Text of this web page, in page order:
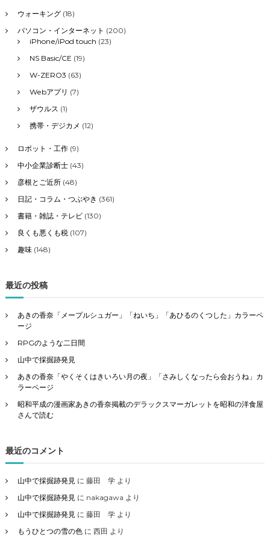
ウォーキング(18)
パソコン・インターネット (200)
iPhone/iPod touch (23)
NS Basic/CE (19)
W-ZERO3 (63)
Webアプリ (7)
ザウルス (1)
携帯・デジカメ (12)
ロボット・工作(9)
中小企業診断士(43)
彦根とご近所(48)
日記・コラム・つぶやき (361)
書籍・雑誌・テレビ(130)
良くも悪くも税(107)
趣味(148)
最近の投稿
あきの香奈「メープルシュガー」「ねいち」「あひるのくつした」カラーペ
ージ
RPGのような二日間
山中で採掘跡発見
あきの香奈「やくそくはきいろい月の夜」「さみしくなったら会おうね」カ
ラーページ
昭和平成の漫画家あきの香奈掲載のデラックスマーガレットを昭和の洋食屋
さんで読む
最近のコメント
山中で採掘跡発見に 藤田 学より
山中で採掘跡発見に nakagawa より
山中で採掘跡発見に 藤田 学より
もうひとつの雪の色に 西田 より